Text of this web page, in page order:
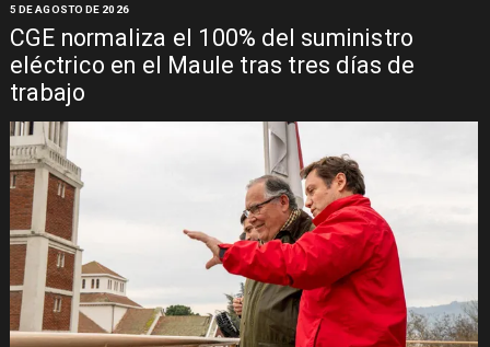
CGE normaliza el 100% del suministro
eléctrico en el Maule tras tres días de
trabajo
5 DE AGOSTO DE 2026